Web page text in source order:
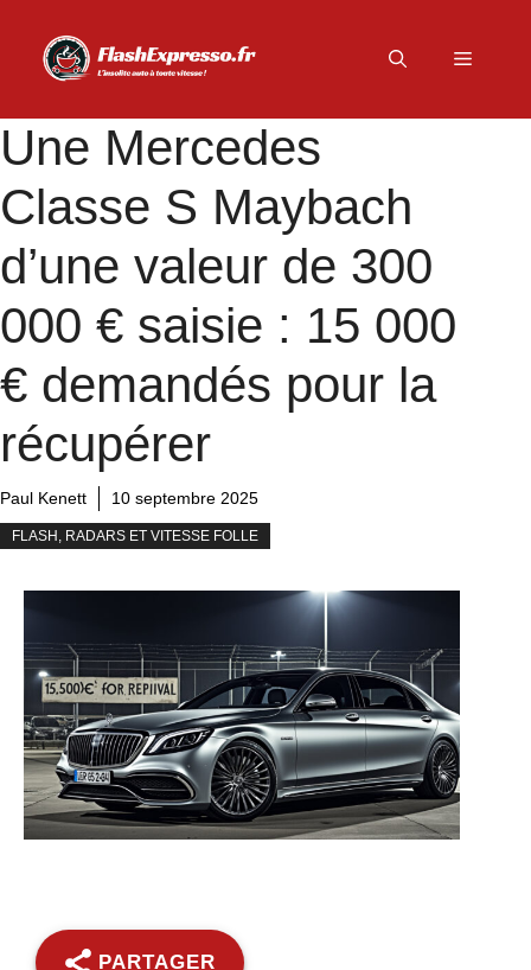
contenu
Menu
Une Mercedes
Classe S Maybach
d’une valeur de 300
000 € saisie : 15 000
€ demandés pour la
récupérer
Paul Kenett 10 septembre 2025
FLASH, RADARS ET VITESSE FOLLE
PARTAGER